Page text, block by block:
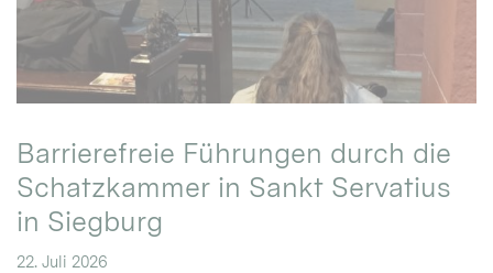
Barrierefreie Führungen durch die
Schatzkammer in Sankt Servatius
in Siegburg
22. Juli 2026